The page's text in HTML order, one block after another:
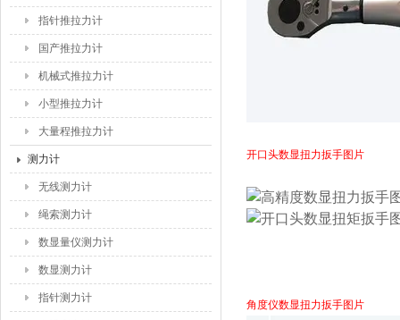
指针推拉力计
国产推拉力计
机械式推拉力计
小型推拉力计
大量程推拉力计
测力计
无线测力计
绳索测力计
数显量仪测力计
数显测力计
指针测力计
开口头数显扭力扳手图片
角度仪数显扭力扳手图片